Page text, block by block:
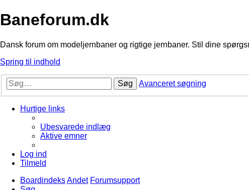
Baneforum.dk
Dansk forum om modeljernbaner og rigtige jernbaner. Stil dine
Spring til indhold
Søg Avanceret søgning
Hurtige links
Ubesvarede indlæg
Aktive emner
Log ind
Tilmeld
BoardindeksAndet Forumsupport